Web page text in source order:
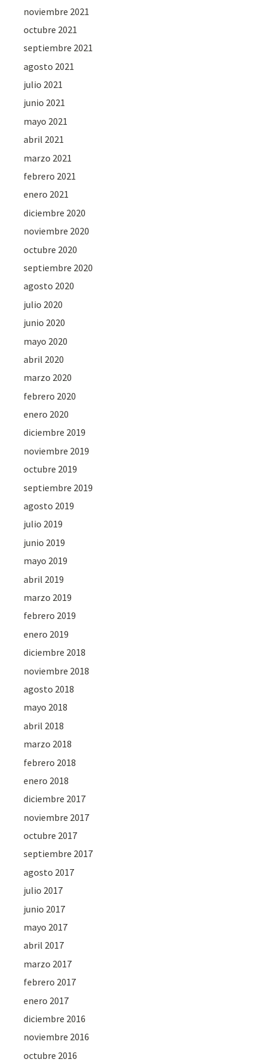
noviembre 2021
octubre 2021
septiembre 2021
agosto 2021
julio 2021
junio 2021
mayo 2021
abril 2021
marzo 2021
febrero 2021
enero 2021
diciembre 2020
noviembre 2020
octubre 2020
septiembre 2020
agosto 2020
julio 2020
junio 2020
mayo 2020
abril 2020
marzo 2020
febrero 2020
enero 2020
diciembre 2019
noviembre 2019
octubre 2019
septiembre 2019
agosto 2019
julio 2019
junio 2019
mayo 2019
abril 2019
marzo 2019
febrero 2019
enero 2019
diciembre 2018
noviembre 2018
agosto 2018
mayo 2018
abril 2018
marzo 2018
febrero 2018
enero 2018
diciembre 2017
noviembre 2017
octubre 2017
septiembre 2017
agosto 2017
julio 2017
junio 2017
mayo 2017
abril 2017
marzo 2017
febrero 2017
enero 2017
diciembre 2016
noviembre 2016
octubre 2016